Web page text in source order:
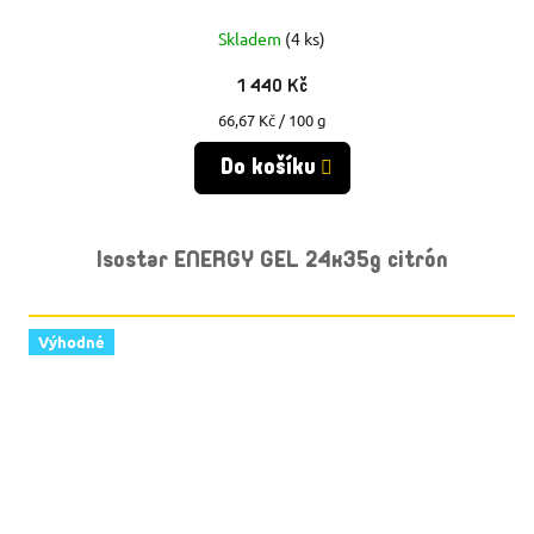
Skladem (4 ks)
1 440 Kč
Měrná
cena:
66,67 Kč / 100 g
Do košíku
Isostar ENERGY GEL 24x35g citrón
Výhodné